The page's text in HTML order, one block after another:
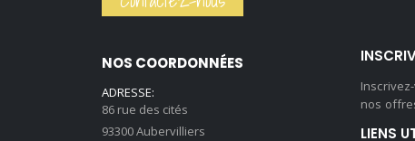
59,90 €.
NOS COORDONNÉES
ADRESSE:
86 rue des cités
93300 Aubervilliers
nos
LIENS